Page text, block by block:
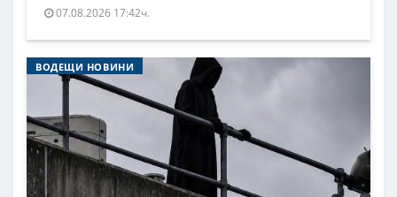
07.08.2026 17:42ч.
ВОДЕЩИ НОВИНИ